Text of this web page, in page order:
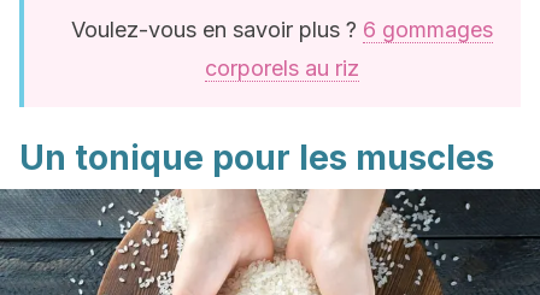
Voulez-vous en savoir plus ? 6 gommages
corporels au riz
Un tonique pour les muscles